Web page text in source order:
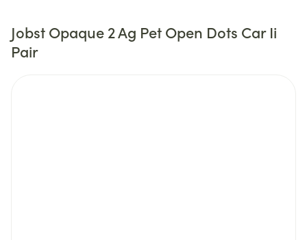
Jobst Opaque 2 Ag Pet Open Dots Car Ii
Pair